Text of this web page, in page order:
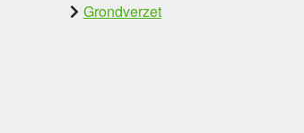
Grondverzet